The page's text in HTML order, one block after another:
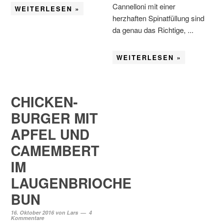
WEITERLESEN »
Cannelloni mit einer
herzhaften Spinatfüllung sind
da genau das Richtige, ...
WEITERLESEN »
CHICKEN-
BURGER MIT
APFEL UND
CAMEMBERT
IM
LAUGENBRIOCHE
BUN
16. Oktober 2016vonLars 4
Kommentare